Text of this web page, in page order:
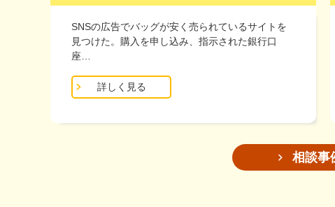
SNSの広告でバッグが安く売られているサイトを
見つけた。購入を申し込み、指示された銀行口
座…
詳しく見る
相談事